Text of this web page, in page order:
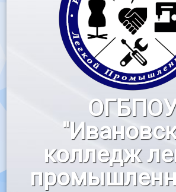
Педагогу
Воспитательная работа
«Профессионалы»
«Профессионалитет»
колледж